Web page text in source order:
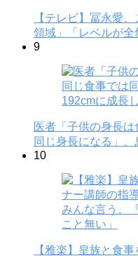
【テレビ】冨永愛
領域」「レベルが全
9
医者「子供の身長
同じ身長になる」
10
【雅楽】皇族と食